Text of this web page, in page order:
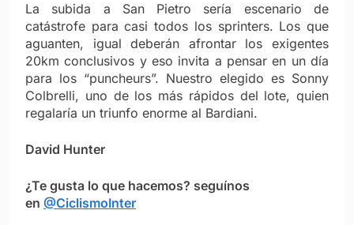
La subida a San Pietro sería escenario de
catástrofe para casi todos los sprinters. Los que
aguanten, igual deberán afrontar los exigentes
20km conclusivos y eso invita a pensar en un día
para los “puncheurs”. Nuestro elegido es Sonny
Colbrelli, uno de los más rápidos del lote, quien
regalaría un triunfo enorme al Bardiani.
David Hunter
¿Te gusta lo que hacemos? seguínos
en @CiclismoInter